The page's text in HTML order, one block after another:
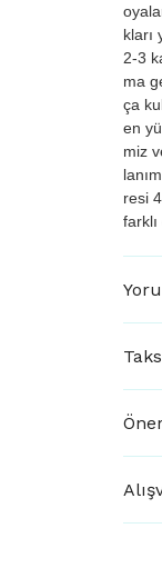
kları
2-3
ma
ça
en
miz
resi